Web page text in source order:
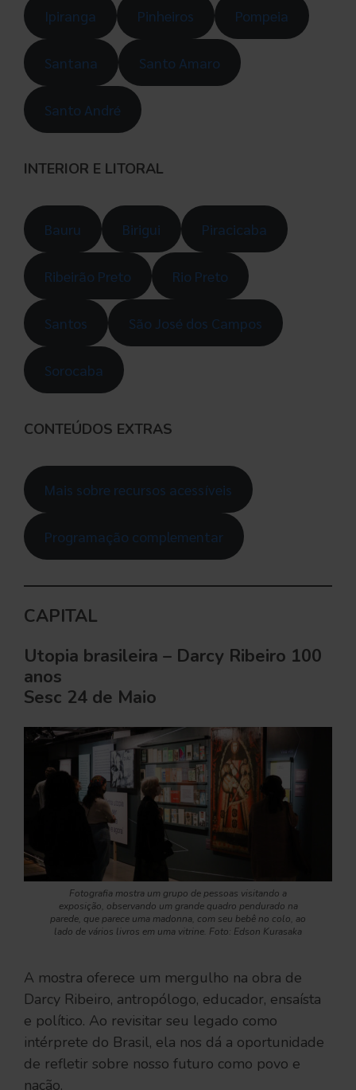
Ipiranga Pinheiros Pompeia
Santana Santo Amaro
Santo André
INTERIOR E LITORAL
Bauru Birigui Piracicaba
Ribeirão Preto Rio Preto
Santos São José dos Campos
Sorocaba
CONTEÚDOS EXTRAS
Mais sobre recursos acessíveis
Programação complementar
CAPITAL
Utopia brasileira – Darcy Ribeiro 100
anos
Sesc 24 de Maio
Fotografia mostra um grupo de pessoas visitando a
exposição, observando um grande quadro pendurado na
parede, que parece uma madonna, com seu bebê no colo, ao
lado de vários livros em uma vitrine. Foto: Edson Kurasaka
A mostra oferece um mergulho na obra de
Darcy Ribeiro, antropólogo, educador, ensaísta
e político. Ao revisitar seu legado como
intérprete do Brasil, ela nos dá a oportunidade
de refletir sobre nosso futuro como povo e
nação.